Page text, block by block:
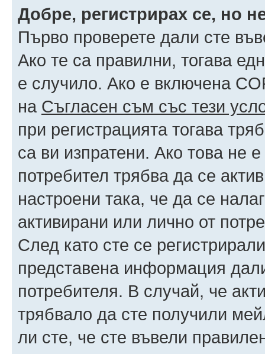
Добре, регистрирах се, но
Първо проверете дали сте
Ако те са правилни, тогава
е случило. Ако е включена
на Съгласен съм със тези
при регистрацията тогава
са ви изпратени. Ако това не
потребител трябва да се
настроени така, че да се
активирани или лично от
След като сте се
представена информация
потребителя. В случай, че
трябвало да сте получили
ли сте, че сте въвели